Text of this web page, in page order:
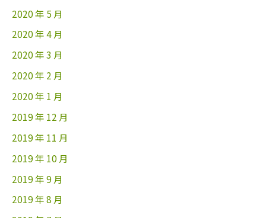
2020 年 5 月
2020 年 4 月
2020 年 3 月
2020 年 2 月
2020 年 1 月
2019 年 12 月
2019 年 11 月
2019 年 10 月
2019 年 9 月
2019 年 8 月